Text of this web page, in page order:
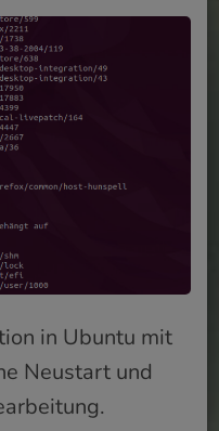
in Ubuntu mit
Neustart und